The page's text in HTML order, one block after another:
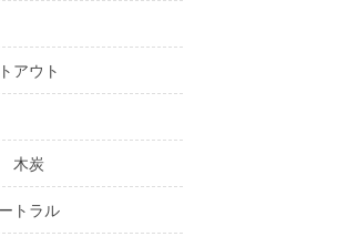
アウト
木炭
トラル